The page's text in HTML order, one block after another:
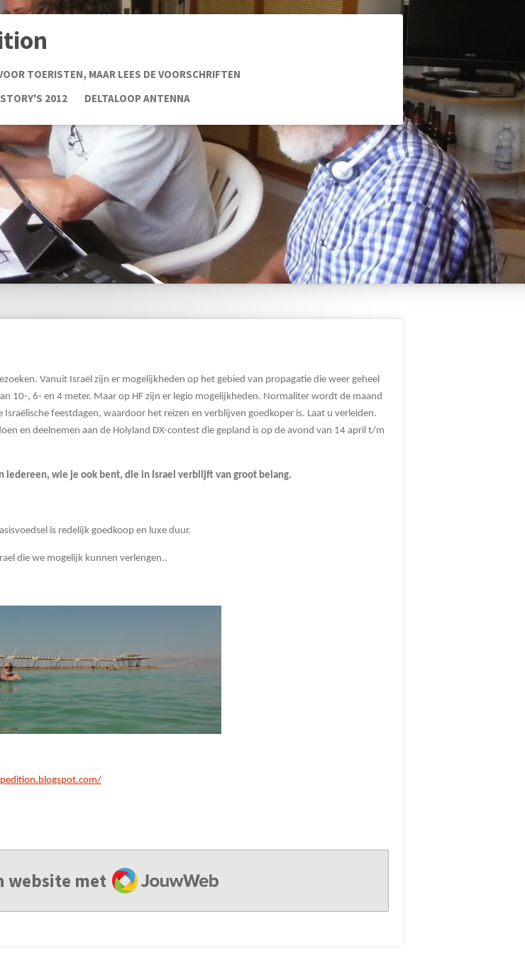
TOERISTEN, MAAR LEES DE VOORSCHRIFTEN
STORY'S 2012 DELTALOOP ANTENNA
Vanuit Israël zijn er mogelijkheden op het gebied van propagatie die weer geheel
10-, 6- en 4 meter. Maar op HF zijn er legio mogelijkheden. Normaliter wordt de maand
feestdagen, waardoor het reizen en verblijven goedkoper is. Laat u verleiden.
en deelnemen aan de Holyland DX-contest die gepland is op de avond van 14 april t/m
iedereen, wie je ook bent, die in Israel verblijft van groot belang.
is redelijk goedkoop en luxe duur.
die we mogelijk kunnen verlengen..
website met JouwWeb